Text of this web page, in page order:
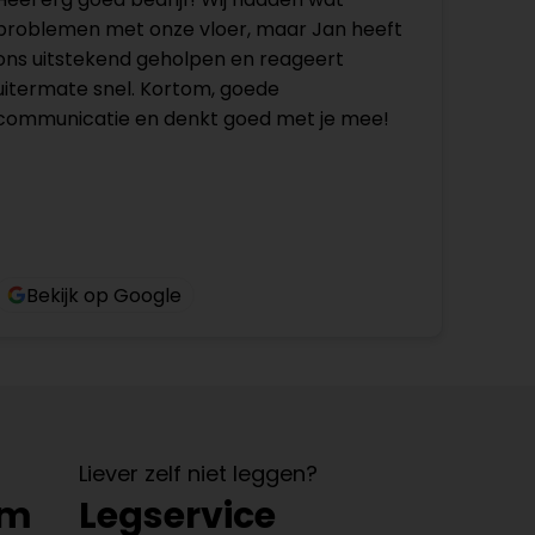
met onze vloer, maar Jan heeft
uitstekend geholpen en reageert
snel. Kortom, goede
en denkt goed met je mee!
Bekijk op Google
Liever zelf niet leggen?
Legservice